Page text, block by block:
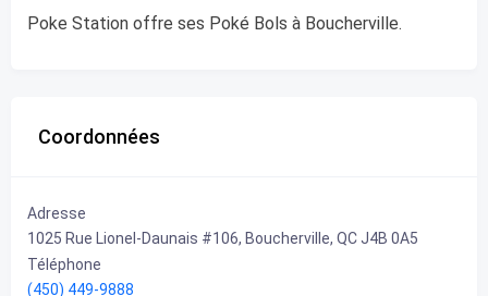
Poke Station offre ses Poké Bols à Boucherville.
Coordonnées
Adresse
1025 Rue Lionel-Daunais #106, Boucherville, QC J4B 0A5
Téléphone
(450) 449-9888